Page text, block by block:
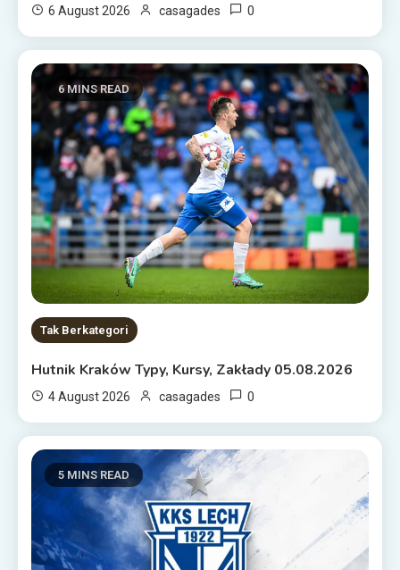
6 August 2026 casagades 0
6 MINS READ
Tak Berkategori
Hutnik Kraków Typy, Kursy, Zakłady 05.08.2026
4 August 2026 casagades 0
5 MINS READ